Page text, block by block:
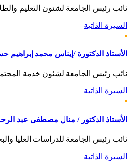
نائب رئيس الجامعة لشئون التعليم
السيرة الذاتية
الأستاذ الدكتورة /إيناس محمد إبراهيم
نائب رئيس الجامعة لشئون خدمة المجتمع
السيرة الذاتية
الأستاذ الدكتور / منال مصطفى عبد
نائب رئيس الجامعة للدراسات العليا
السيرة الذاتية